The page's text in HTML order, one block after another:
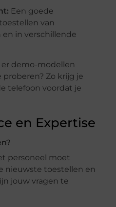
Een goede
van
in verschillende
er demo-modellen
Zo krijg je
telefoon voordat je
en Expertise
personeel moet
nieuwste toestellen en
jouw vragen te